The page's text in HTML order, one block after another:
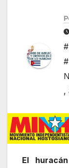
,
El